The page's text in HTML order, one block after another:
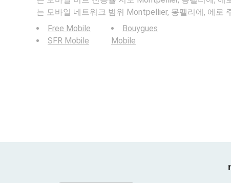
는 모바일 네트워크 범위 Montpellier, 몽펠리에, 에로
Free Mobile
SFR Mobile
Bouygues
Mobile